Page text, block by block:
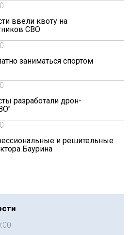
ввели квоту на
СВО
заниматься спортом
разработали дрон-
и решительные
Баурина